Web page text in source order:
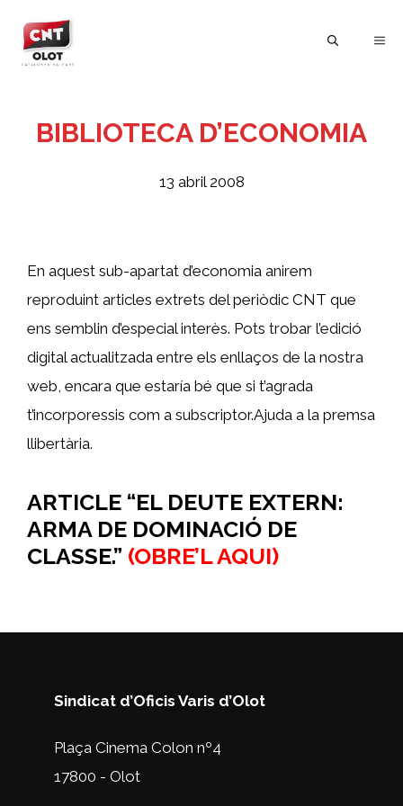
contingut
BIBLIOTECA D’ECONOMIA
13 abril 2008
En aquest sub-apartat d’economia anirem
reproduint articles extrets del periòdic CNT que
ens semblin d’especial interès. Pots trobar l’edició
digital actualitzada entre els enllaços de la nostra
web, encara que estaría bé que si t’agrada
t’incorporessis com a subscriptor.Ajuda a la premsa
llibertària.
ARTICLE “EL DEUTE EXTERN:
ARMA DE DOMINACIÓ DE
CLASSE.” (OBRE’L AQUI)
Sindicat d’Oficis Varis d’Olot
Plaça Cinema Colon nº4
17800 - Olot